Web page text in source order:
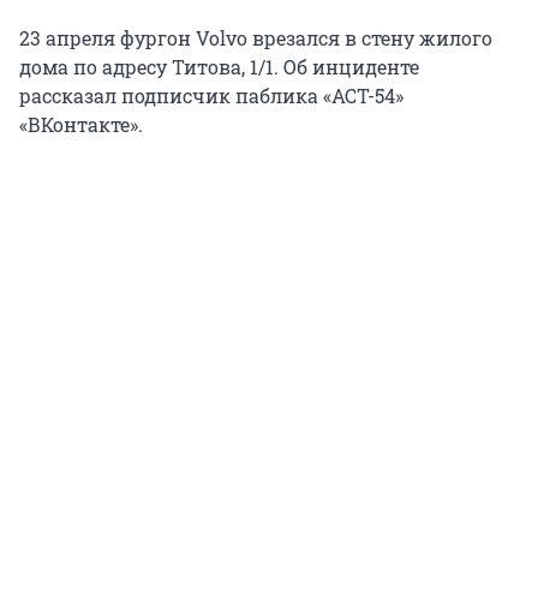
23 апреля фургон Volvo врезался в стену жилого
дома по адресу Титова, 1/1. Об инциденте
рассказал подписчик паблика «АСТ-54»
«ВКонтакте».